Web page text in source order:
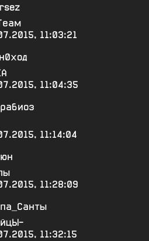
11:03:21
11:04:35
11:14:04
11:28:09
11:32:15